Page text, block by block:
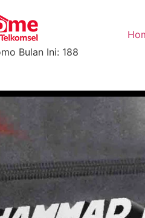
Bulan Ini: 188